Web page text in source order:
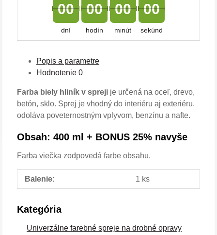
00
dní
00
hodín
00
minút
00
sekúnd
Popis a parametre
Hodnotenie 0
Farba biely hliník v spreji je určená na oceľ, drevo,
betón, sklo. Sprej je vhodný do interiéru aj exteriéru,
odoláva poveternostným vplyvom, benzínu a nafte.
Obsah: 400 ml + BONUS 25% navyše
Farba viečka zodpovedá farbe obsahu.
Balenie: 1 ks
Kategória
Univerzálne farebné spreje na drobné opravy